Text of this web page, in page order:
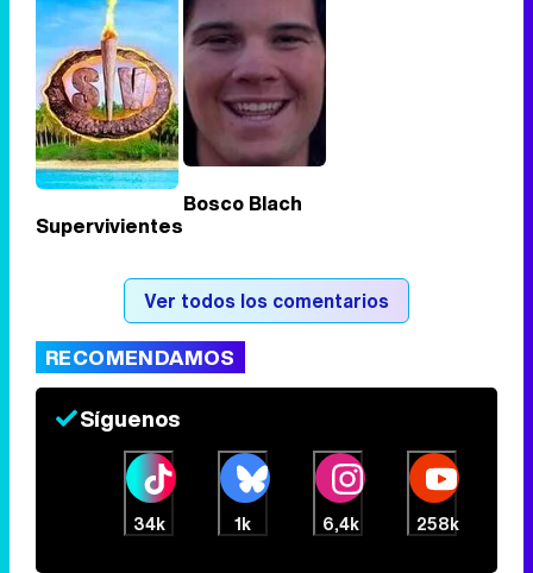
Supervivientes
Bosco Blach
Ver todos los comentarios
RECOMENDAMOS
Síguenos
34k 1k 6,4k 258k